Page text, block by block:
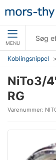
MENU
Koblingsnippel
NiTo3/
RG
Varenummer: